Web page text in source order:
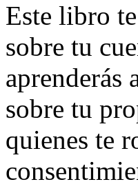
Este libro
sobre tu
aprenderás
sobre tu
quienes te